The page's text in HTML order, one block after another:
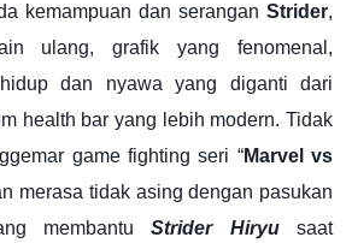
kemampuan dan serangan Strider,
ulang, grafik yang fenomenal,
dan nyawa yang diganti dari
health bar yang lebih modern. Tidak
game fighting seri “Marvel vs
merasa tidak asing dengan pasukan
membantuStrider Hiryusaat